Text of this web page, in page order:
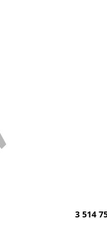
3 514